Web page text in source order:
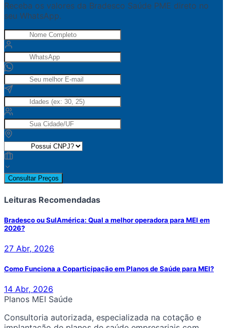
Receba os valores da Bradesco Saúde PME direto no
seu WhatsApp.
Consultar Preços
Leituras Recomendadas
Bradesco ou SulAmérica: Qual a melhor operadora para MEI em
2026?
27 Abr, 2026
Como Funciona a Coparticipação em Planos de Saúde para MEI?
14 Abr, 2026
Planos MEI Saúde
Consultoria autorizada, especializada na cotação e